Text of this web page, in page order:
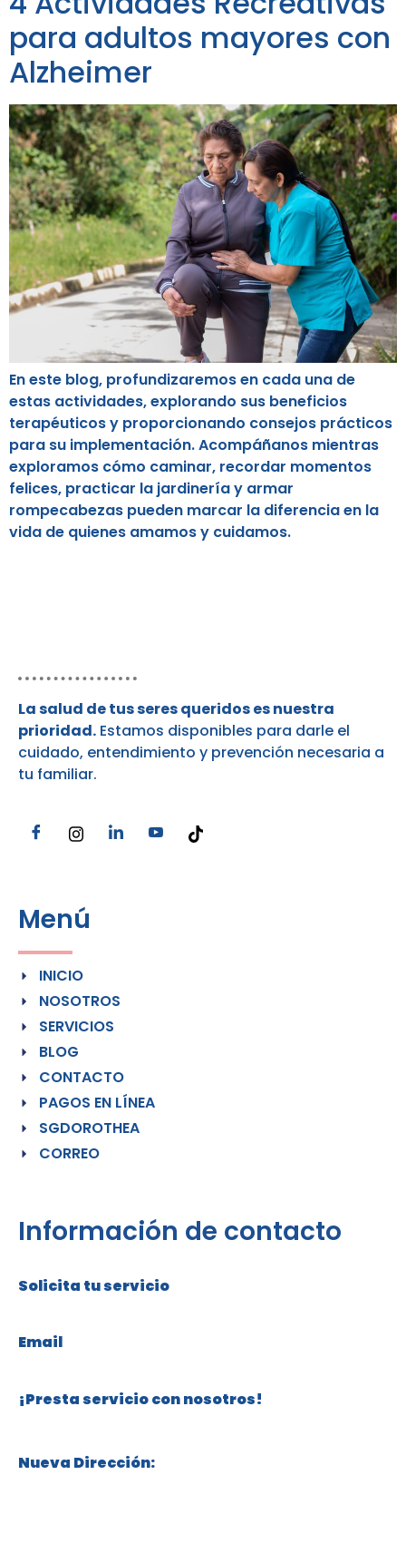
para adultos mayores con
Alzheimer
En este blog, profundizaremos en cada una de
estas actividades, explorando sus beneficios
terapéuticos y proporcionando consejos prácticos
para su implementación. Acompáñanos mientras
exploramos cómo caminar, recordar momentos
felices, practicar la jardinería y armar
rompecabezas pueden marcar la diferencia en la
vida de quienes amamos y cuidamos.
La salud de tus seres queridos es nuestra
prioridad. Estamos disponibles para darle el
cuidado, entendimiento y prevención necesaria a
tu familiar.
Menú
INICIO
NOSOTROS
SERVICIOS
BLOG
CONTACTO
PAGOS EN LÍNEA
SGDOROTHEA
CORREO
Información de contacto
Solicita tu servicio
Email
¡Presta servicio con nosotros!
Nueva Dirección: